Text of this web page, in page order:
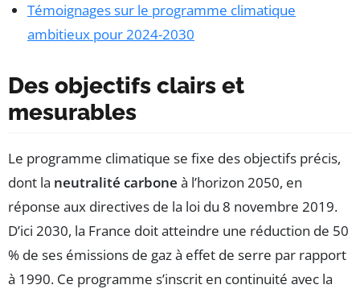
Témoignages sur le programme climatique
ambitieux pour 2024-2030
Des objectifs clairs et
mesurables
Le programme climatique se fixe des objectifs précis,
dont la neutralité carbone à l’horizon 2050, en
réponse aux directives de la loi du 8 novembre 2019.
D’ici 2030, la France doit atteindre une réduction de 50
% de ses émissions de gaz à effet de serre par rapport
à 1990. Ce programme s’inscrit en continuité avec la